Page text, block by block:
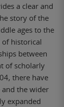
a clear and
story of the
ages to the
of historical
between
of scholarly
there have
and the wider
expanded